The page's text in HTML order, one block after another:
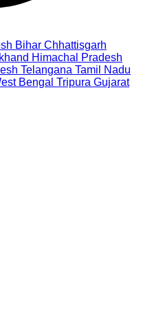
Bihar Chhattisgarh
Himachal Pradesh
Telangana Tamil Nadu
Bengal Tripura Gujarat